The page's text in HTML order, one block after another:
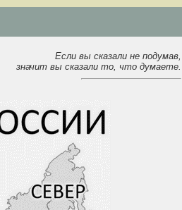
Если вы сказали не подумав,
значит вы сказали то, что думаете.